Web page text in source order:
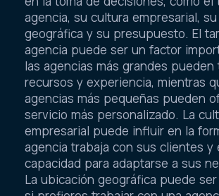
agencia, su cultura empresarial,
geográfica y su presupuesto. El
agencia puede ser un factor
las agencias más grandes pueden
recursos y experiencia, mientras
agencias más pequeñas pueden
servicio más personalizado. La
empresarial puede influir en la
agencia trabaja con sus clientes y
capacidad para adaptarse a sus
La ubicación geográfica puede